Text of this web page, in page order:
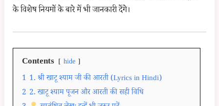
के विशेष नियमों के बारे में भी जानकारी देंगे।
Contents hide
1 1. श्री खाटू श्याम जी की आरती (Lyrics in Hindi)
2 2. खाटू श्याम पूजन और आरती की सही विधि